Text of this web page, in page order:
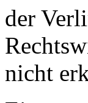
der
nicht